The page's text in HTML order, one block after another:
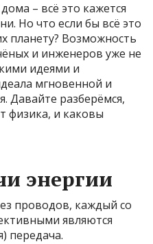
– всё это кажется
Но что если бы всё это
планету? Возможность
и инженеров уже не
идеями и
мгновенной и
Давайте разберёмся,
физика, и каковы
энергии
проводов, каждый со
являются
передача.